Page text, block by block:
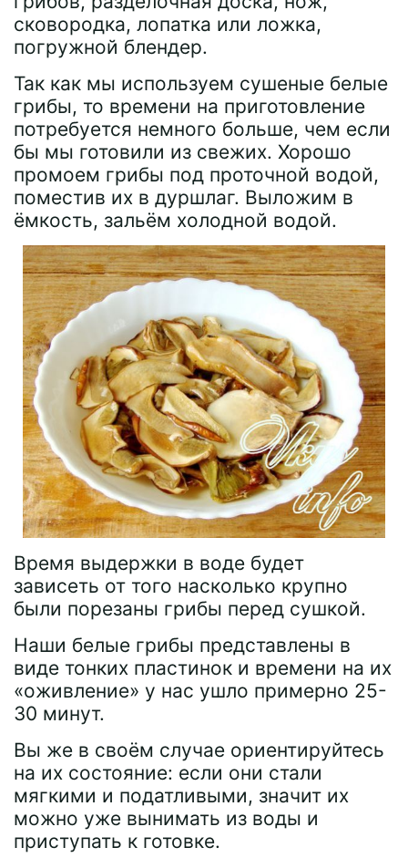
сковородка, лопатка или ложка,
погружной блендер.
Так как мы используем сушеные белые
грибы, то времени на приготовление
потребуется немного больше, чем если
бы мы готовили из свежих. Хорошо
промоем грибы под проточной водой,
поместив их в дуршлаг. Выложим в
ёмкость, зальём холодной водой.
Время выдержки в воде будет
зависеть от того насколько крупно
были порезаны грибы перед сушкой.
Наши белые грибы представлены в
виде тонких пластинок и времени на их
«оживление» у нас ушло примерно 25-
30 минут.
Вы же в своём случае ориентируйтесь
на их состояние: если они стали
мягкими и податливыми, значит их
можно уже вынимать из воды и
приступать к готовке.